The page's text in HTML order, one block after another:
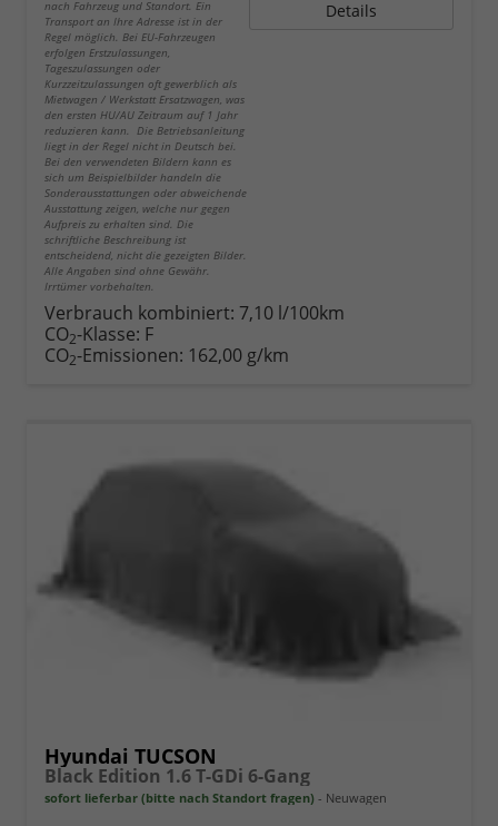
nach Fahrzeug und Standort. Ein
Transport an Ihre Adresse ist in der
Regel möglich. Bei EU-Fahrzeugen
erfolgen Erstzulassungen,
Tageszulassungen oder
Kurzzeitzulassungen oft gewerblich als
Mietwagen / Werkstatt Ersatzwagen, was
den ersten HU/AU Zeitraum auf 1 Jahr
reduzieren kann. Die Betriebsanleitung
liegt in der Regel nicht in Deutsch bei.
Bei den verwendeten Bildern kann es
sich um Beispielbilder handeln die
Sonderausstattungen oder abweichende
Ausstattung zeigen, welche nur gegen
Aufpreis zu erhalten sind. Die
schriftliche Beschreibung ist
entscheidend, nicht die gezeigten Bilder.
Alle Angaben sind ohne Gewähr.
Irrtümer vorbehalten.
Details
Verbrauch kombiniert: 7,10 l/100km
CO2-Klasse: F
CO2-Emissionen: 162,00 g/km
Hyundai TUCSON
Black Edition 1.6 T-GDi 6-Gang
sofort lieferbar (bitte nach Standort fragen) Neuwagen